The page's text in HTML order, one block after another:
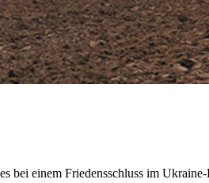
bei einem Friedensschluss im